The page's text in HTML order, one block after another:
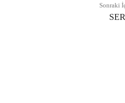
Sonraki